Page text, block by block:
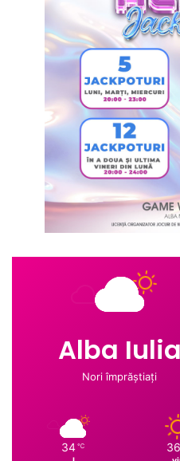
Alba Iulia
Nori împrăștiați
34 ℃ 36